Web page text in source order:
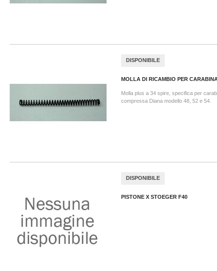
DISPONIBILE
MOLLA DI RICAMBIO PER
Molla plus a 34 spire, specifica per
compressa Diana modello 48, 52 e 54.
DISPONIBILE
PISTONE X STOEGER F40